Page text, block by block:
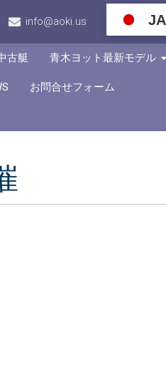
info@aoki.us JA
古艇 青木ヨット最新モデル
お問合せフォーム